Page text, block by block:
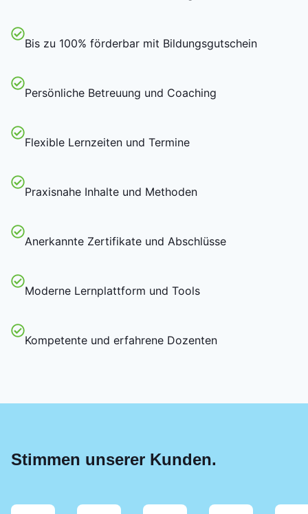
Bis zu 100% förderbar mit Bildungsgutschein
Persönliche Betreuung und Coaching
Flexible Lernzeiten und Termine
Praxisnahe Inhalte und Methoden
Anerkannte Zertifikate und Abschlüsse
Moderne Lernplattform und Tools
Kompetente und erfahrene Dozenten
Stimmen unserer Kunden.